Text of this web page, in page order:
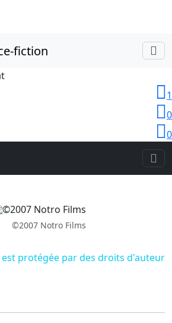
1
0
0
©2007 Notro Films
protégée par des droits d'auteur